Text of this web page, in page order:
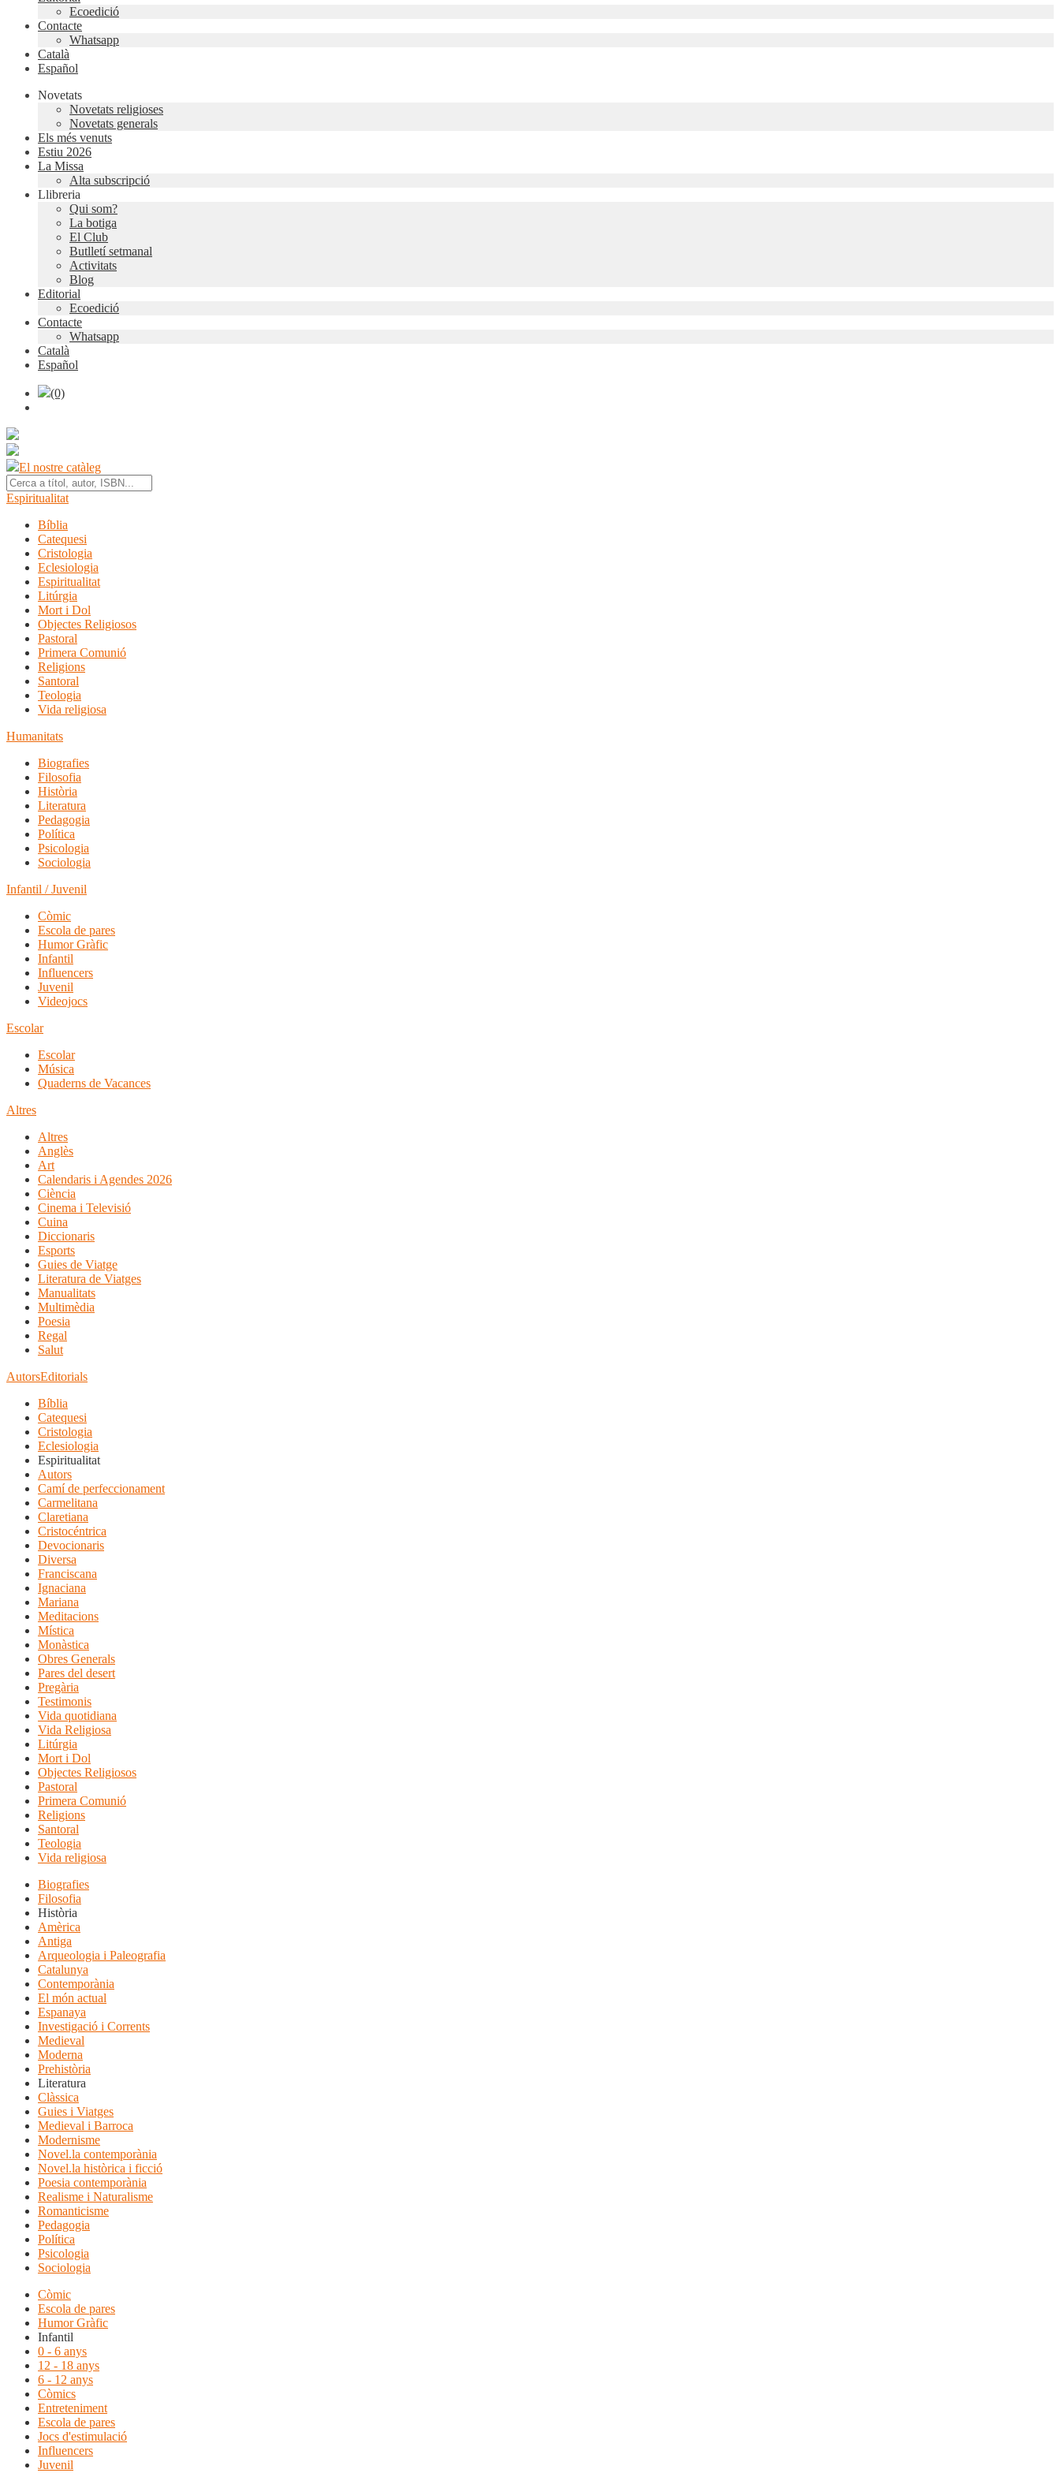
Ecoedició
Contacte
Whatsapp
Català
Español
Novetats
Novetats religioses
Novetats generals
Els més venuts
Estiu 2026
La Missa
Alta subscripció
Llibreria
Qui som?
La botiga
El Club
Butlletí setmanal
Activitats
Blog
Editorial
Ecoedició
Contacte
Whatsapp
Català
Español
(0)
El nostre catàleg
Espiritualitat
Bíblia
Catequesi
Cristologia
Eclesiologia
Espiritualitat
Litúrgia
Mort i Dol
Objectes Religiosos
Pastoral
Primera Comunió
Religions
Santoral
Teologia
Vida religiosa
Humanitats
Biografies
Filosofia
Història
Literatura
Pedagogia
Política
Psicologia
Sociologia
Infantil / Juvenil
Còmic
Escola de pares
Humor Gràfic
Infantil
Influencers
Juvenil
Videojocs
Escolar
Escolar
Música
Quaderns de Vacances
Altres
Altres
Anglès
Art
Calendaris i Agendes 2026
Ciència
Cinema i Televisió
Cuina
Diccionaris
Esports
Guies de Viatge
Literatura de Viatges
Manualitats
Multimèdia
Poesia
Regal
Salut
AutorsEditorials
Bíblia
Catequesi
Cristologia
Eclesiologia
Espiritualitat
Autors
Camí de perfeccionament
Carmelitana
Claretiana
Cristocéntrica
Devocionaris
Diversa
Franciscana
Ignaciana
Mariana
Meditacions
Mística
Monàstica
Obres Generals
Pares del desert
Pregària
Testimonis
Vida quotidiana
Vida Religiosa
Litúrgia
Mort i Dol
Objectes Religiosos
Pastoral
Primera Comunió
Religions
Santoral
Teologia
Vida religiosa
Biografies
Filosofia
Història
Amèrica
Antiga
Arqueologia i Paleografia
Catalunya
Contemporània
El món actual
Espanaya
Investigació i Corrents
Medieval
Moderna
Prehistòria
Literatura
Clàssica
Guies i Viatges
Medieval i Barroca
Modernisme
Novel.la contemporània
Novel.la històrica i ficció
Poesia contemporània
Realisme i Naturalisme
Romanticisme
Pedagogia
Política
Psicologia
Sociologia
Còmic
Escola de pares
Humor Gràfic
Infantil
0 - 6 anys
12 - 18 anys
6 - 12 anys
Còmics
Entreteniment
Escola de pares
Jocs d'estimulació
Influencers
Juvenil